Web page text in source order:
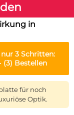
in
3 Schritten:
(3) Bestellen
für noch
Optik.